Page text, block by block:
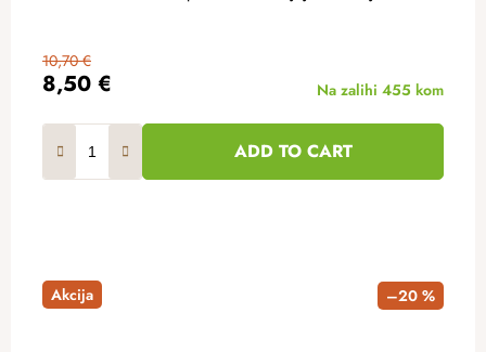
8,50 €
10,70 €
Na zalihi 455 kom
ADD TO CART
Akcija –20 %